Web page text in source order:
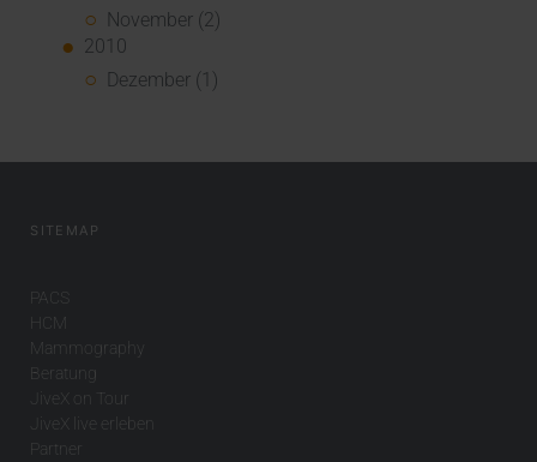
November (2)
2010
Dezember (1)
SITEMAP
PACS
HCM
Mammography
Beratung
JiveX on Tour
JiveX live erleben
Partner